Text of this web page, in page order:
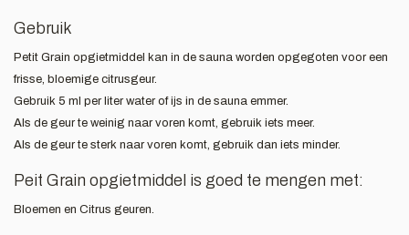
Gebruik
Petit Grain opgietmiddel kan in de sauna worden opgegoten voor een
frisse, bloemige citrusgeur.
Gebruik 5 ml per liter water of ijs in de sauna emmer.
Als de geur te weinig naar voren komt, gebruik iets meer.
Als de geur te sterk naar voren komt, gebruik dan iets minder.
Peit Grain opgietmiddel is goed te mengen met:
Bloemen en Citrus geuren.